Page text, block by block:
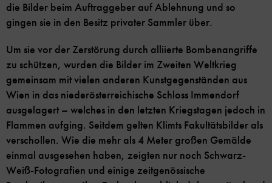
die Bilder beim Auftraggeber auf Ablehnung und so
gingen sie in den Besitz privater Sammler über.
Um sie vor der Zerstörung durch alliierte Bombenangriffe
zu schützen, wurden die Bilder im Zweiten Weltkrieg
gemeinsam mit vielen anderen Kunstgegenständen aus
Wien in das niederösterreichische Schloss Immendorf
ausgelagert – welches in den letzten Kriegstagen jedoch in
Flammen aufging. Seitdem gelten Klimts Fakultätsbilder als
verschollen. Wie die mehr als 4 Meter großen Gemälde
einmal ausgesehen haben, zeigten nur noch Schwarz-
Weiß-Fotografien und einige zeitgenössische